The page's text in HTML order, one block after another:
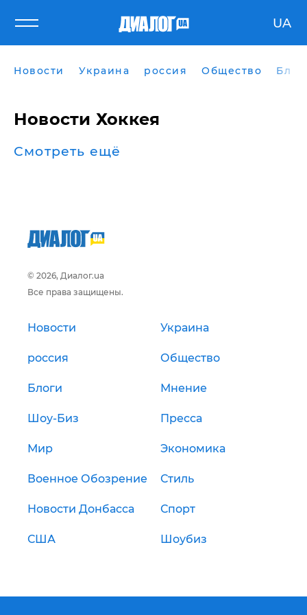
UA
Новости Украина россия Общество
Новости Хоккея
Смотреть ещё
© 2026, Диалог.ua
Все права защищены.
Новости Украина
россия Общество
Блоги Мнение
Шоу-Биз Пресса
Мир Экономика
Военное Обозрение Стиль
Новости Донбасса Спорт
США Шоубиз